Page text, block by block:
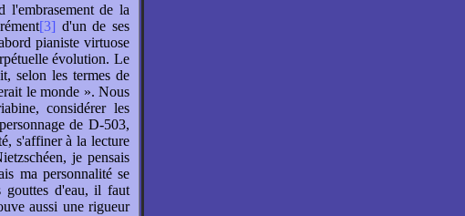
de la
[3] d'un de ses
pianiste virtuose
évolution. Le
selon les termes de
le monde ». Nous
considérer les
de D-503,
s'affiner à la lecture
je pensais
ma personnalité se
gouttes d'eau, il faut
aussi une rigueur